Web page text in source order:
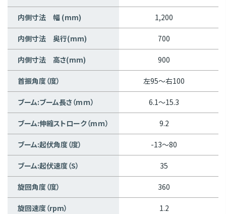
内側寸法 幅 (mm) 1,200
内側寸法 奥行(mm) 700
内側寸法 高さ(mm) 900
首振角度（度） 左95～右100
ブーム:ブーム長さ（mｍ） 6.1～15.3
ブーム:伸縮ストローク（mｍ） 9.2
ブーム:起伏角度（度） -13～80
ブーム:起伏速度（S） 35
旋回角度（度） 360
旋回速度（rpm） 1.2